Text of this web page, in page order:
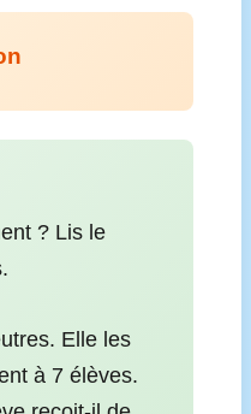
? Lis le
Elle les
à 7 élèves.